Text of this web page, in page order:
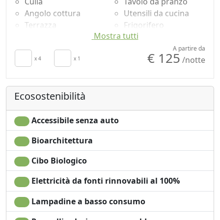
Angolo cottura
Terrazza
Lenzuola
Armadio o
Camino
Divano
Divano letto
Utensili da cucina
Frigorifero
Zona pranzo
Doccia
Ingresso
Mostra tutti
x 4 x 1
A partire da
€ 125 /notte
Ecosostenibilità
Accessibile senza auto
Bioarchitettura
Cibo Biologico
Elettricità da fonti rinnovabili al 100%
Lampadine a basso consumo